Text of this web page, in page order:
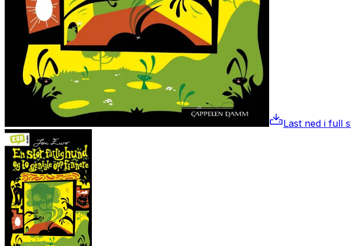
Last ned i full